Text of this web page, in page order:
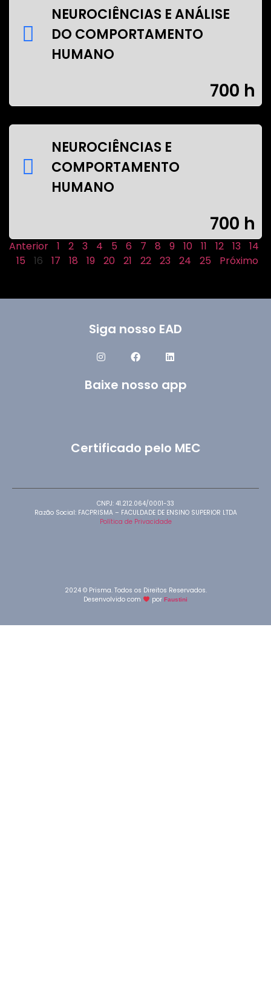
NEUROCIÊNCIAS E ANÁLISE
DO COMPORTAMENTO
HUMANO
700 h
NEUROCIÊNCIAS E
COMPORTAMENTO
HUMANO
700 h
Anterior 1 2 3 4 5 6 7 8 9 10 11 12 13
14
15
16 17 18 19 20 21 22 23 24 25 Próximo
Siga nosso EAD
Baixe nosso app
Certificado pelo MEC
CNPJ: 41.212.064/0001-33
Razão Social: FACPRISMA – FACULDADE DE ENSINO SUPERIOR LTDA
Política de Privacidade
2024 © Prisma. Todos os Direitos Reservados.
Desenvolvido com
por Faustini